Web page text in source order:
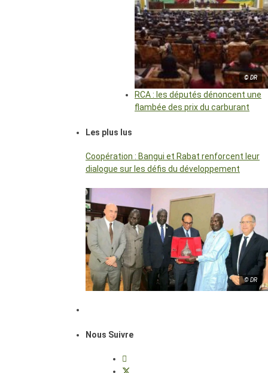
© DR
RCA : les députés dénoncent une
flambée des prix du carburant
Les plus lus
Coopération : Bangui et Rabat renforcent leur
dialogue sur les défis du développement
© DR
Nous Suivre